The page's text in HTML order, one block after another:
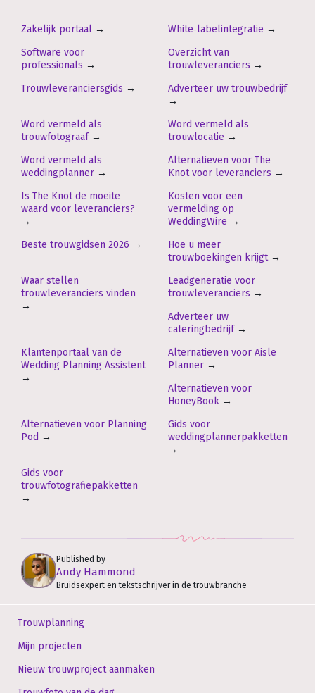
Zakelijk portaal → White‑labelintegratie →
Software voor
professionals →
Overzicht van
trouwleveranciers →
Trouwleveranciersgids →
Adverteer uw trouwbedrijf
→
Word vermeld als
trouwfotograaf→
Word vermeld als
trouwlocatie →
Word vermeld als
weddingplanner →
Alternatieven voor The
Knot voor leveranciers →
Is The Knot de moeite
waard voor leveranciers?
→
Kosten voor een
vermelding op
WeddingWire →
Beste trouwgidsen 2026 →
Hoe u meer
trouwboekingen krijgt→
Waar stellen
trouwleveranciers vinden
→
Leadgeneratie voor
trouwleveranciers →
Adverteer uw
cateringbedrijf→
Klantenportaal van de
Wedding Planning Assistent
→
Alternatieven voor Aisle
Planner →
Alternatieven voor
HoneyBook →
Alternatieven voor Planning
Pod →
Gids voor
weddingplannerpakketten
→
Gids voor
trouwfotografiepakketten
→
Published by
Andy Hammond
Bruidsexpert en tekstschrijver in de trouwbranche
Trouwplanning
Mijn projecten
Nieuw trouwproject aanmaken